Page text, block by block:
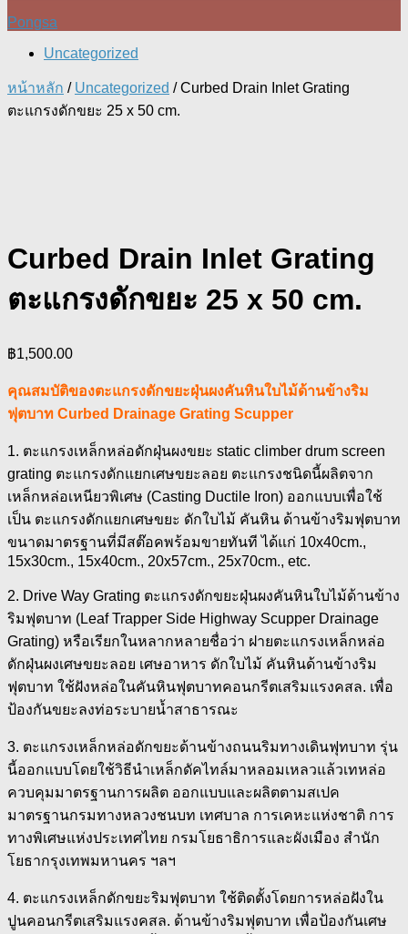
Pongsa
Uncategorized
หน้าหลัก / Uncategorized / Curbed Drain Inlet Grating
ตะแกรงดักขยะ 25 x 50 cm.
Curbed Drain Inlet Grating
ตะแกรงดักขยะ 25 x 50 cm.
฿1,500.00
คุณสมบัติของตะแกรงดักขยะฝุ่นผงคันหินใบไม้ด้านข้างริม
ฟุตบาท Curbed Drainage Grating Scupper
1. ตะแกรงเหล็กหล่อดักฝุ่นผงขยะ static climber drum screen
grating ตะแกรงดักแยกเศษขยะลอย ตะแกรงชนิดนี้ผลิตจาก
เหล็กหล่อเหนียวพิเศษ (Casting Ductile Iron) ออกแบบเพื่อใช้
เป็น ตะแกรงดักแยกเศษขยะ ดักใบไม้ คันหิน ด้านข้างริมฟุตบาท
ขนาดมาตรฐานที่มีสต๊อคพร้อมขายทันที ได้แก่ 10x40cm.,
15x30cm., 15x40cm., 20x57cm., 25x70cm., etc.
2. Drive Way Grating ตะแกรงดักขยะฝุ่นผงคันหินใบไม้ด้านข้าง
ริมฟุตบาท (Leaf Trapper Side Highway Scupper Drainage
Grating) หรือเรียกในหลากหลายชื่อว่า ฝายตะแกรงเหล็กหล่อ
ดักฝุ่นผงเศษขยะลอย เศษอาหาร ดักใบไม้ คันหินด้านข้างริม
ฟุตบาท ใช้ฝังหล่อในคันหินฟุตบาทคอนกรีตเสริมแรงคสล. เพื่อ
ป้องกันขยะลงท่อระบายน้ำสาธารณะ
3. ตะแกรงเหล็กหล่อดักขยะด้านข้างถนนริมทางเดินฟุทบาท รุ่น
นี้ออกแบบโดยใช้วิธีนำเหล็กดัคไทล์มาหลอมเหลวแล้วเทหล่อ
ควบคุมมาตรฐานการผลิต ออกแบบและผลิตตามสเปค
มาตรฐานกรมทางหลวงชนบท เทศบาล การเคหะแห่งชาติ การ
ทางพิเศษแห่งประเทศไทย กรมโยธาธิการและผังเมือง สำนัก
โยธากรุงเทพมหานคร ฯลฯ
4. ตะแกรงเหล็กดักขยะริมฟุตบาท ใช้ติดตั้งโดยการหล่อฝังใน
ปูนคอนกรีตเสริมแรงคสล. ด้านข้างริมฟุตบาท เพื่อป้องกันเศษ